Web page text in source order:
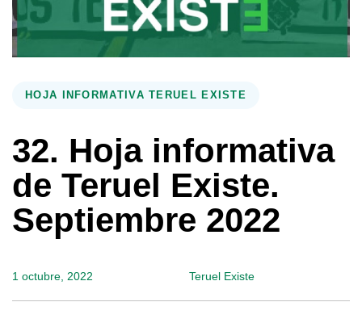
HOJA INFORMATIVA TERUEL EXISTE
32. Hoja informativa
de Teruel Existe.
Septiembre 2022
Teruel Existe
1 octubre, 2022